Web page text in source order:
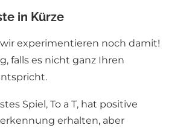
in Kürze
experimentieren noch damit!
falls es nicht ganz Ihren
Spiel, To a T, hat positive
erhalten, aber